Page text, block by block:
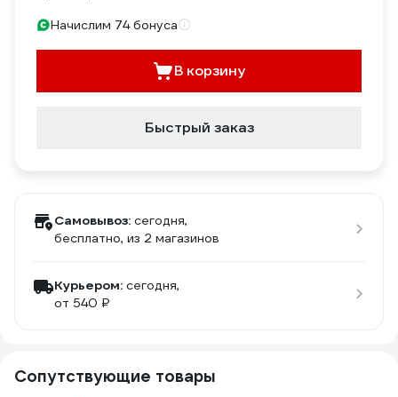
Начислим 74 бонуса
В корзину
Быстрый заказ
Самовывоз: сегодня,
бесплатно, из 2 магазинов
Курьером: сегодня,
от 540 ₽
Сопутствующие товары